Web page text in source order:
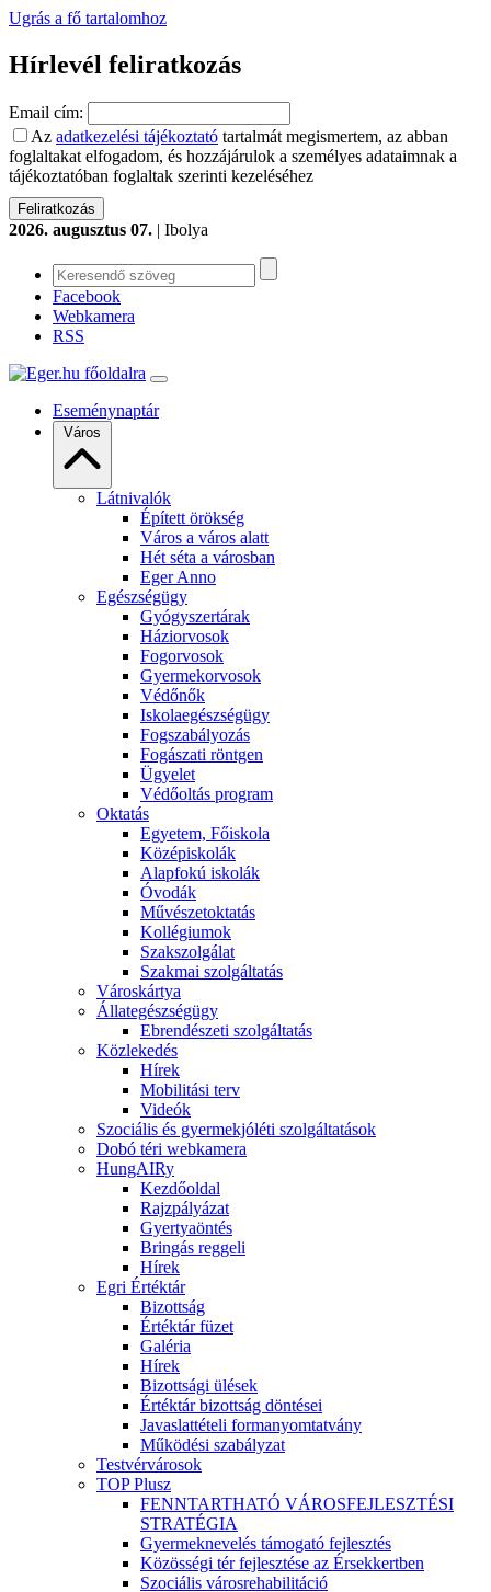
Ugrás a fő tartalomhoz
Hírlevél feliratkozás
Email cím:
Az adatkezelési tájékoztató tartalmát megismertem, az abban
foglaltakat elfogadom, és hozzájárulok a személyes adataimnak a
tájékoztatóban foglaltak szerinti kezeléséhez
2026. augusztus 07. | Ibolya
Facebook
Webkamera
RSS
Eseménynaptár
Város
Látnivalók
Épített örökség
Város a város alatt
Hét séta a városban
Eger Anno
Egészségügy
Gyógyszertárak
Háziorvosok
Fogorvosok
Gyermekorvosok
Védőnők
Iskolaegészségügy
Fogszabályozás
Fogászati röntgen
Ügyelet
Védőoltás program
Oktatás
Egyetem, Főiskola
Középiskolák
Alapfokú iskolák
Óvodák
Művészetoktatás
Kollégiumok
Szakszolgálat
Szakmai szolgáltatás
Városkártya
Állategészségügy
Ebrendészeti szolgáltatás
Közlekedés
Hírek
Mobilitási terv
Videók
Szociális és gyermekjóléti szolgáltatások
Dobó téri webkamera
HungAIRy
Kezdőoldal
Rajzpályázat
Gyertyaöntés
Bringás reggeli
Hírek
Egri Értéktár
Bizottság
Értéktár füzet
Galéria
Hírek
Bizottsági ülések
Értéktár bizottság döntései
Javaslattételi formanyomtatvány
Működési szabályzat
Testvérvárosok
TOP Plusz
FENNTARTHATÓ VÁROSFEJLESZTÉSI
STRATÉGIA
Gyermeknevelés támogató fejlesztés
Közösségi tér fejlesztése az Érsekkertben
Szociális városrehabilitáció